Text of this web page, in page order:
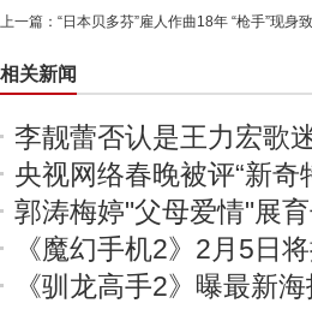
上一篇： “日本贝多芬”雇人作曲18年 “枪手”现身
相关新闻
李靓蕾否认是王力宏歌
央视网络春晚被评“新奇
郭涛梅婷"父母爱情"展
《魔幻手机2》2月5日
《驯龙高手2》曝最新